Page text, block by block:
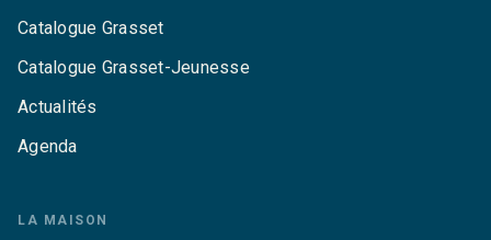
Catalogue Grasset
Catalogue Grasset-Jeunesse
Actualités
Agenda
LA MAISON